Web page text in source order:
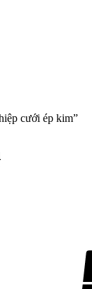
cưới ép kim”